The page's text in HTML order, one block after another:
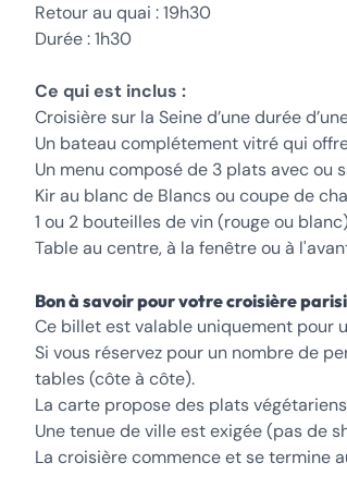
Retour au quai : 19h30
Durée : 1h30
Ce qui est inclus :
Croisière sur la Seine d’une durée
Un bateau complétement vitré qui
Un menu composé de 3 plats avec ou
Kir au blanc de Blancs ou coupe de
1 ou 2 bouteilles de vin (rouge ou
Table au centre, à la fenêtre ou à
Bon à savoir pour votre croisière
Ce billet est valable uniquement pour
Si vous réservez pour un nombre de
tables (côte à côte).
La carte propose des plats
Une tenue de ville est exigée (pas de
La croisière commence et se termine